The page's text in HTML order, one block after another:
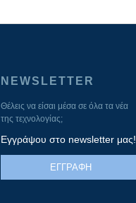
NEWSLETTER
Θέλεις να είσαι μέσα σε όλα τα νέα
της τεχνολογίας;
Εγγράψου στο newsletter μας!
ΕΓΓΡΑΦΗ